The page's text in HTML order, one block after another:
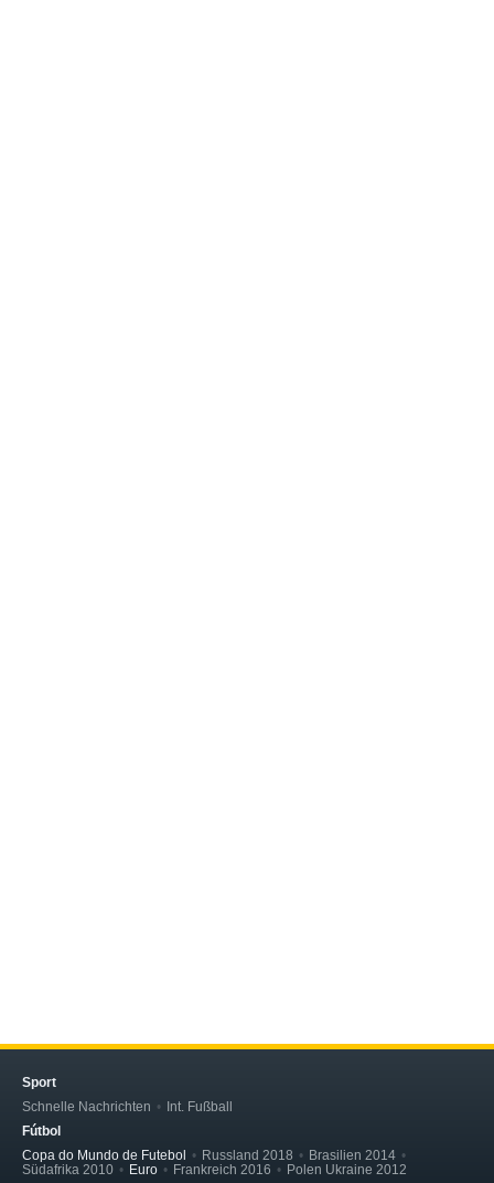
Sport
Schnelle Nachrichten
Int. Fußball
Fútbol
Copa do Mundo de Futebol
Russland 2018
Brasilien 2014
Südafrika 2010
Euro Frankreich 2016 Polen Ukraine 2012